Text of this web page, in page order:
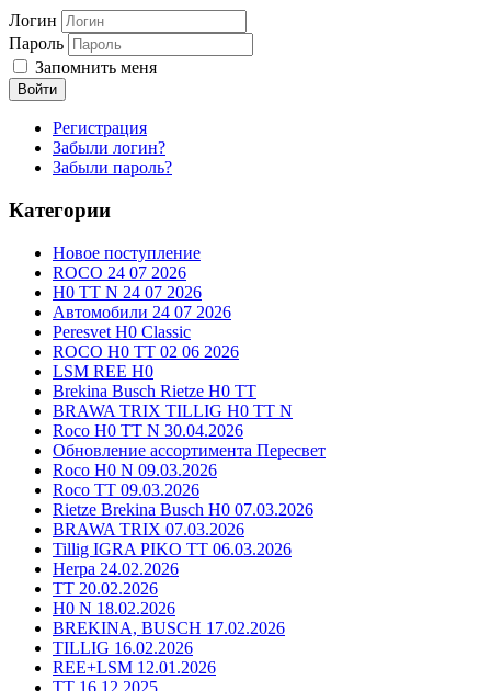
Логин
Пароль
Запомнить меня
Войти
Регистрация
Забыли логин?
Забыли пароль?
Категории
Новое поступление
ROCO 24 07 2026
H0 TT N 24 07 2026
Автомобили 24 07 2026
Peresvet H0 Classic
ROCO H0 TT 02 06 2026
LSM REE H0
Brekina Busch Rietze H0 TT
BRAWA TRIX TILLIG H0 TT N
Roco H0 TT N 30.04.2026
Обновление ассортимента Пересвет
Roco H0 N 09.03.2026
Roco TT 09.03.2026
Rietze Brekina Busch H0 07.03.2026
BRAWA TRIX 07.03.2026
Tillig IGRA PIKO TT 06.03.2026
Herpa 24.02.2026
TT 20.02.2026
H0 N 18.02.2026
BREKINA, BUSCH 17.02.2026
TILLIG 16.02.2026
REE+LSM 12.01.2026
TT 16.12.2025